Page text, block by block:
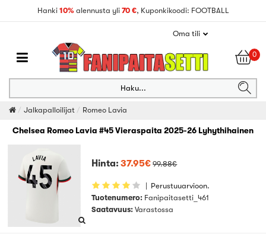
Hanki 10% alennusta yli 70 €, Kuponkikoodi: FOOTBALL
Oma tili
0
Haku...
Jalkapalloilijat Romeo Lavia
Chelsea Romeo Lavia #45 Vieraspaita 2025-26 Lyhythihainen
Hinta: 37.95€ 99.88€
| Perustuuarvioon.
Tuotenumero: Fanipaitasetti_461
Saatavuus: Varastossa